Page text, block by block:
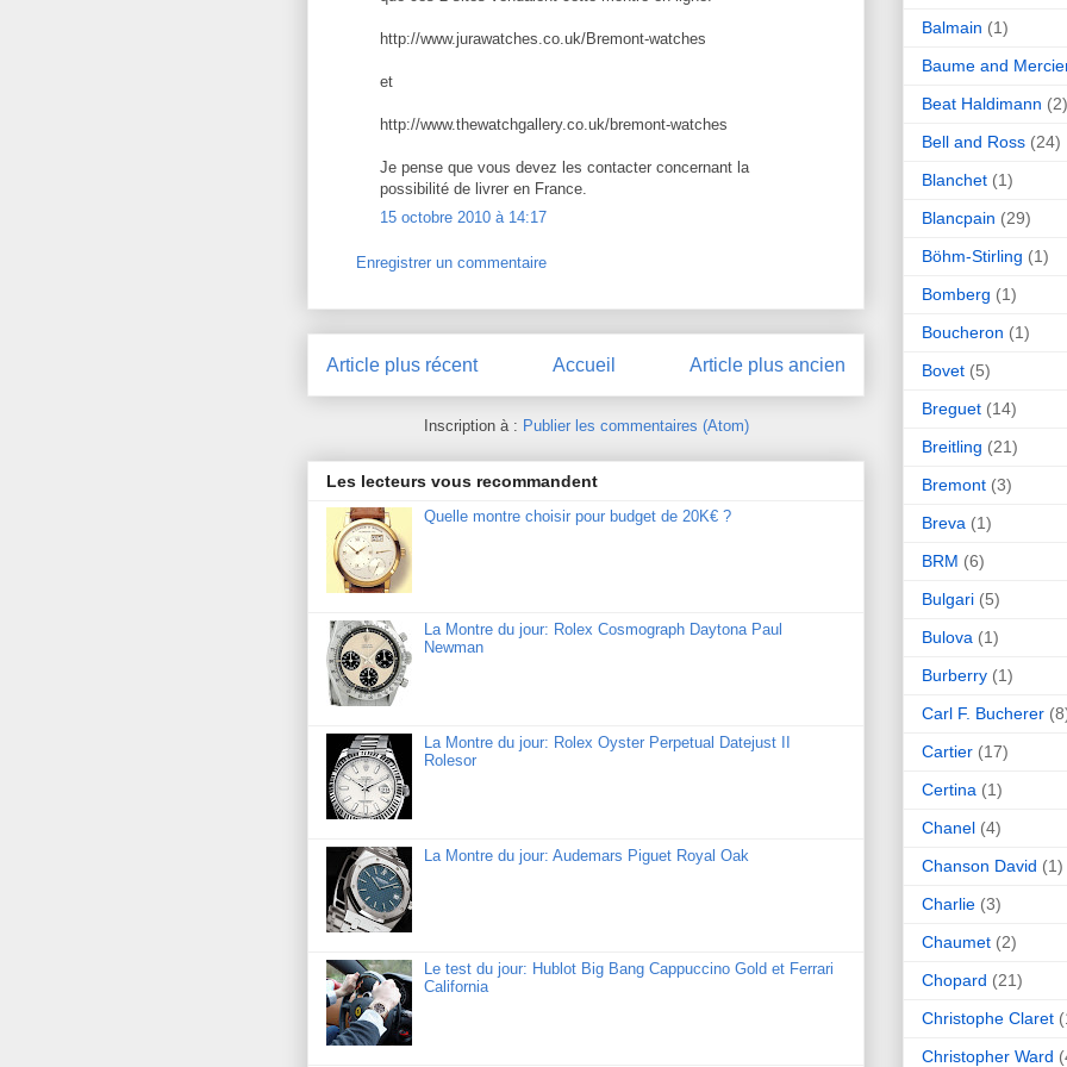
http://www.jurawatches.co.uk/Bremont-watches
et
http://www.thewatchgallery.co.uk/bremont-watches
Je pense que vous devez les contacter concernant la
possibilité de livrer en France.
15 octobre 2010 à 14:17
Enregistrer un commentaire
Article plus récent Article plus ancien
Accueil
Inscription à : Publier les commentaires (Atom)
Les lecteurs vous recommandent
Quelle montre choisir pour budget de 20K€ ?
La Montre du jour: Rolex Cosmograph Daytona Paul
Newman
La Montre du jour: Rolex Oyster Perpetual Datejust II
Rolesor
La Montre du jour: Audemars Piguet Royal Oak
Le test du jour: Hublot Big Bang Cappuccino Gold et Ferrari
California
Balmain (1)
Baume and
Beat Haldimann (2)
Bell and Ross (24)
Blanchet (1)
Blancpain (29)
Böhm-Stirling (1)
Bomberg (1)
Boucheron (1)
Bovet (5)
Breguet (14)
Breitling (21)
Bremont (3)
Breva (1)
BRM (6)
Bulgari (5)
Bulova (1)
Burberry (1)
Carl F. Bucherer
Cartier (17)
Certina (1)
Chanel (4)
Chanson David (1)
Charlie (3)
Chaumet (2)
Chopard (21)
Christophe Claret
Christopher Ward